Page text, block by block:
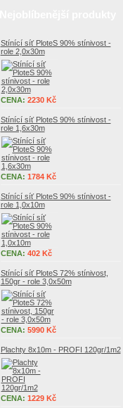
Stínící síť PloteS 90% stínivost -
role 2,0x30m
CENA: 2230 Kč
Stínící síť PloteS 90% stínivost -
role 1,6x30m
CENA: 1784 Kč
Stínící síť PloteS 90% stínivost -
role 1,0x10m
CENA: 402 Kč
Stínící síť PloteS 72% stínivost,
150gr - role 3,0x50m
CENA: 5990 Kč
Plachty 8x10m - PROFI 120gr/1m2
CENA: 1229 Kč